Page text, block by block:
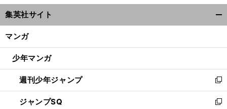
ウ
ィ
ン
ウ
開
く
集英社サイト
マンガ
少年マンガ
週刊少年ジャンプ
新
し
い
ジャンプSQ
新